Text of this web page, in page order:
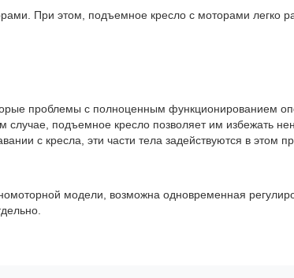
При этом, подъемное кресло с моторами легко
проблемы с полноценным функционированием
подъемное кресло позволяет им избежать
с кресла, эти части тела задействуются в этом
модели, возможна одновременная